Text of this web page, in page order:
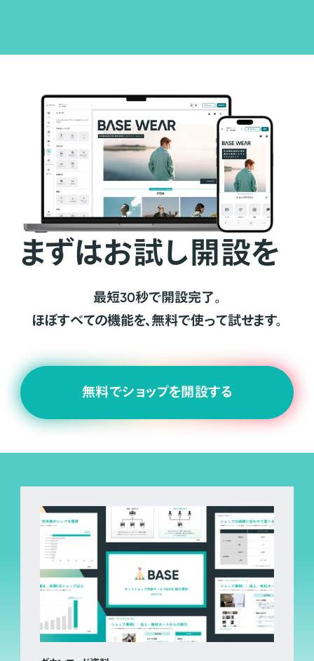
まずはお試し開設を
最短30秒で開設完了。
ほぼすべての機能を、無料で使って試せます。
無料でショップを開設する